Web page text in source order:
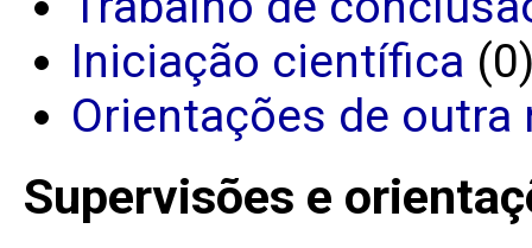
Iniciação científica
Orientações de outra
Supervisões e